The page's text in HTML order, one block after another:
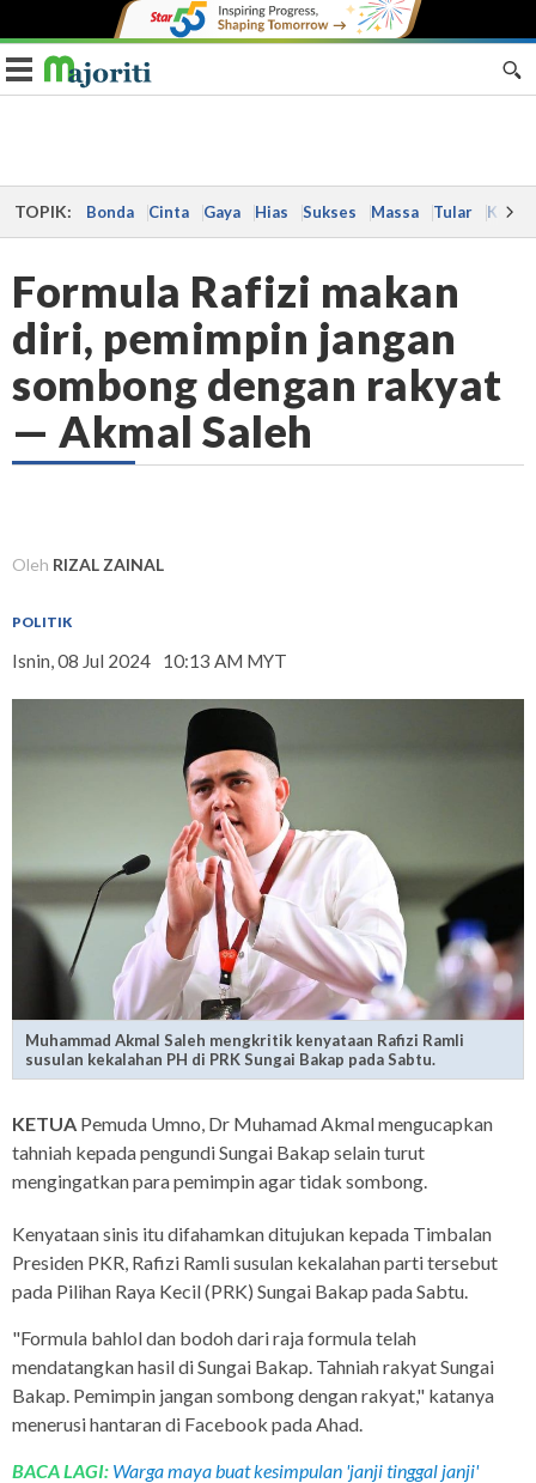
Toggle navigation
TOPIK: Bonda Cinta Gaya Hias Sukses Massa Tular Kes
Formula Rafizi makan
diri, pemimpin jangan
sombong dengan rakyat
— Akmal Saleh
Oleh RIZAL ZAINAL
POLITIK
Isnin, 08 Jul 2024 10:13 AM MYT
Muhammad Akmal Saleh mengkritik kenyataan Rafizi Ramli
susulan kekalahan PH di PRK Sungai Bakap pada Sabtu.
KETUA Pemuda Umno, Dr Muhamad Akmal mengucapkan
tahniah kepada pengundi Sungai Bakap selain turut
mengingatkan para pemimpin agar tidak sombong.
Kenyataan sinis itu difahamkan ditujukan kepada Timbalan
Presiden PKR, Rafizi Ramli susulan kekalahan parti tersebut
pada Pilihan Raya Kecil (PRK) Sungai Bakap pada Sabtu.
"Formula bahlol dan bodoh dari raja formula telah
mendatangkan hasil di Sungai Bakap. Tahniah rakyat Sungai
Bakap. Pemimpin jangan sombong dengan rakyat," katanya
menerusi hantaran di Facebook pada Ahad.
BACA LAGI: Warga maya buat kesimpulan 'janji tinggal janji'